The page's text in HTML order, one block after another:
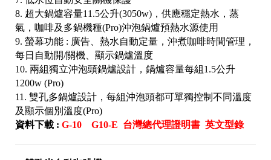
8. 超大鍋爐容量11.5公升(3050w)，供應穩定熱水，蒸
氣，咖啡及多鍋機種(Pro)沖泡鍋爐預熱水源使用
9. 螢幕功能 : 廣告、熱水自動定量，沖煮咖啡時間管理，
每日自動開/關機、顯示鍋爐溫度
10. 兩組獨立沖泡頭鍋爐設計，鍋爐容量每組1.5公升
1200w (Pro)
11. 雙孔多鍋爐設計，每組沖泡頭都可單獨控制不同溫度
及顯示個別溫度(Pro)
資料下載 : G-10 G10-E 台灣總代理證明書 英文型錄